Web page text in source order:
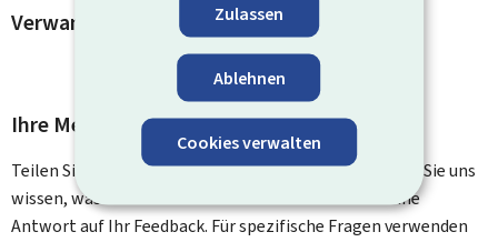
Zulassen
Ablehnen
Cookies verwalten
Verwandte Vorgänge und Links
Ihre Meinung interessiert uns
Teilen Sie uns Ihre Meinung zu dieser Seite mit. Lassen Sie uns
wissen, was wir verbessern können. Sie erhalten keine
Antwort auf Ihr Feedback. Für spezifische Fragen verwenden